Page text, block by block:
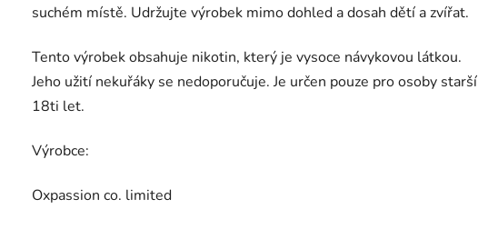
suchém místě. Udržujte výrobek mimo dohled a dosah dětí a zvířat.
Tento výrobek obsahuje nikotin, který je vysoce návykovou látkou.
Jeho užití nekuřáky se nedoporučuje. Je určen pouze pro osoby starší
18ti let.
Výrobce:
Oxpassion co. limited